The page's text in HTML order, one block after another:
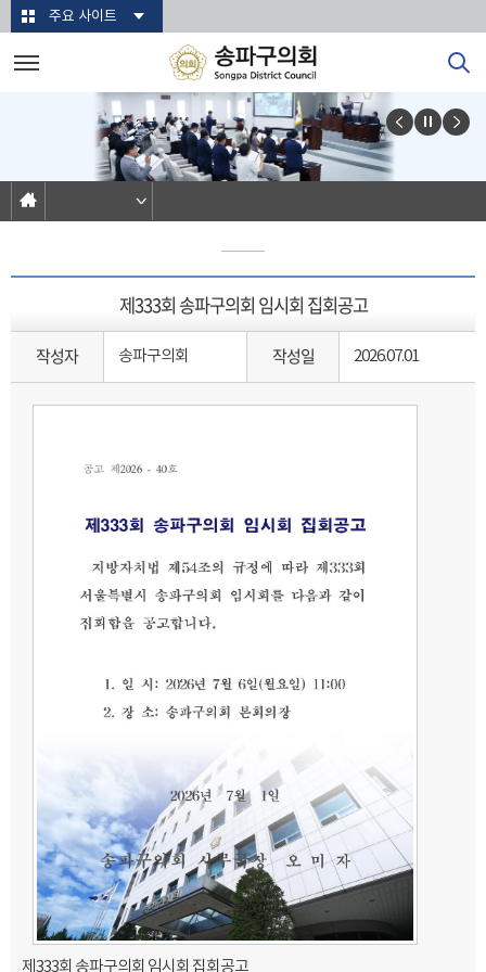
본문바로가기주요 사이트
제333회 송파구의회 임시회 집회공고
작성자 송파구의회 작성일 2026.07.01
제333회 송파구의회 임시회 집회공고